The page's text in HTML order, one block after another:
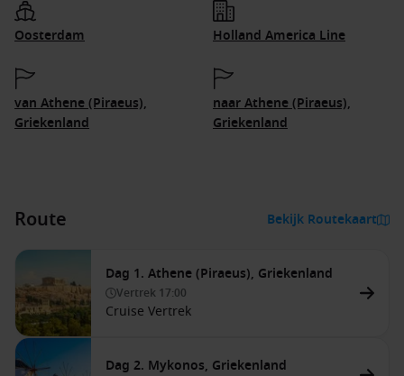
Oosterdam Holland America Line
van Athene (Piraeus),
Griekenland
naar Athene (Piraeus),
Griekenland
Route Bekijk Routekaart
Dag 1. Athene (Piraeus), Griekenland
Vertrek 17:00
Cruise Vertrek
Dag 2. Mykonos, Griekenland